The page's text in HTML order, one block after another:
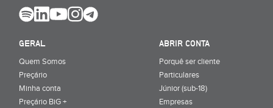
GERAL
Quem Somos
Preçário
Minha conta
Preçário BiG +
ABRIR CONTA
Porquê ser cliente
Particulares
Júnior (sub-18)
Empresas